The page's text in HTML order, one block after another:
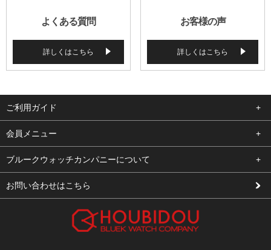
よくある質問
詳しくはこちら
お客様の声
詳しくはこちら
ご利用ガイド
よくある質問
支払い・送料
修理依頼
会員メニュー
ログイン
お気に入り
ブルークウォッチカンパニーについて
会社概要
お問い合わせはこちら